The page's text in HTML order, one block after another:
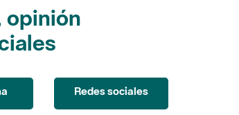
opinión
Redes sociales